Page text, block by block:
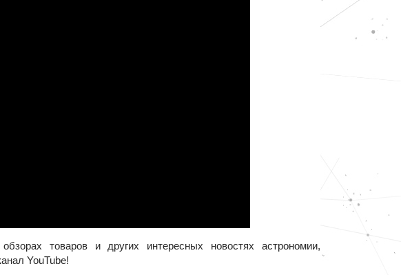
товаров и других интересных новостях астрономии,
YouTube!